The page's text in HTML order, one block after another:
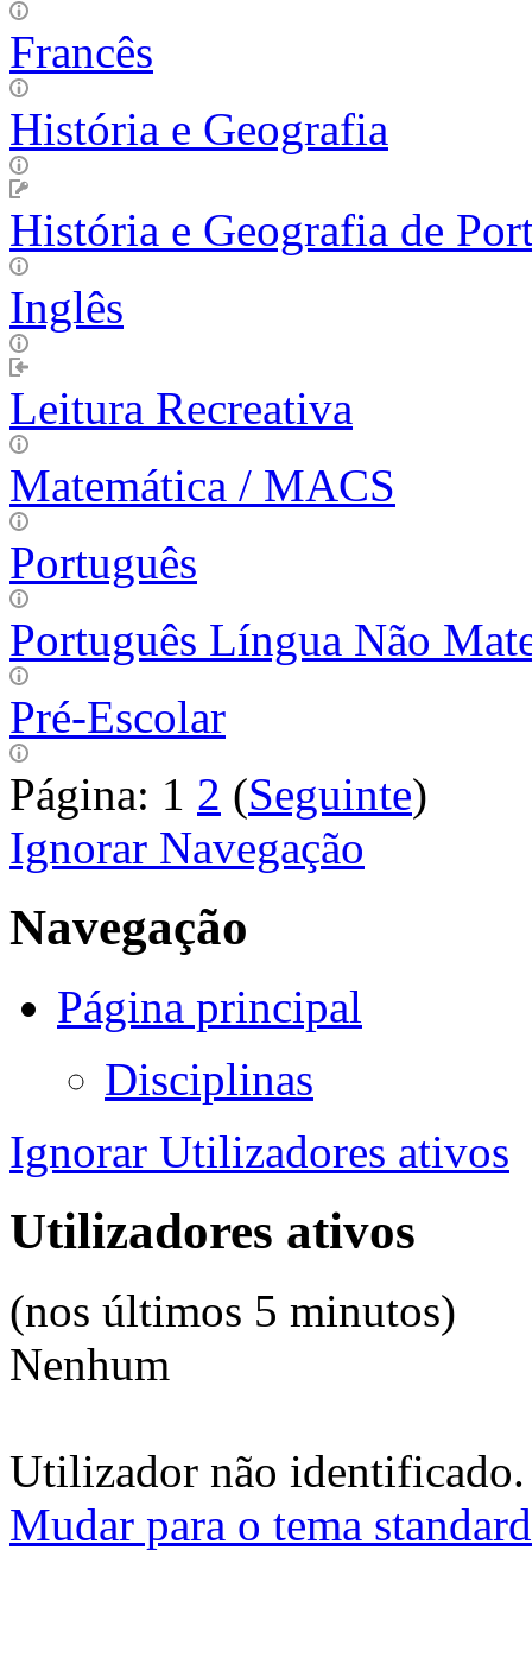
Francês
História e Geografia
História e Geografia de
Inglês
Leitura Recreativa
Matemática / MACS
Português
Português Língua Não
Pré-Escolar
Página: 1 2 (Seguinte)
Ignorar Navegação
Navegação
Página principal
Disciplinas
Ignorar Utilizadores ativos
Utilizadores ativos
(nos últimos 5 minutos)
Nenhum
Utilizador não
Mudar para o tema standard